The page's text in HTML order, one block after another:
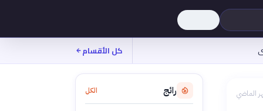
كل الأقسام
الماضي رائج الكل